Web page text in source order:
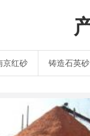
京红砂 铸造石英砂